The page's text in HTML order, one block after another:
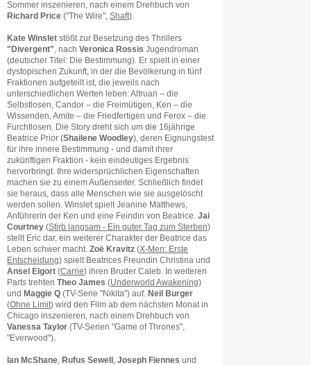
Sommer inszenieren, nach einem Drehbuch von
Richard Price ("The Wire", Shaft).
Kate Winslet stößt zur Besetzung des Thrillers
"Divergent" , nach Veronica Rossis Jugendroman
(deutscher Titel: Die Bestimmung). Er spielt in einer
dystopischen Zukunft, in der die Bevölkerung in fünf
Fraktionen aufgeteilt ist, die jeweils nach
unterschiedlichen Werten leben: Altruan – die
Selbstlosen, Candor – die Freimütigen, Ken – die
Wissenden, Amite – die Friedfertigen und Ferox – die
Furchtlosen. Die Story dreht sich um die 16jährige
Beatrice Prior (Shailene Woodley), deren Eignungstest
für ihre innere Bestimmung - und damit ihrer
zukünftigen Fraktion - kein eindeutiges Ergebnis
hervorbringt. Ihre widersprüchlichen Eigenschaften
machen sie zu einem Außenseiter. Schließlich findet
sie heraus, dass alle Menschen wie sie ausgelöscht
werden sollen. Winslet spielt Jeanine Matthews,
Anführerin der Ken und eine Feindin von Beatrice. Jai
Courtney (Stirb langsam - Ein guter Tag zum Sterben)
stellt Eric dar, ein weiterer Charakter der Beatrice das
Leben schwer macht. Zoë Kravitz (X-Men: Erste
Entscheidung) spielt Beatrices Freundin Christina und
Ansel Elgort (Carrie) ihren Bruder Caleb. In weiteren
Parts trehten Theo James (Underworld Awakening)
und Maggie Q (TV-Serie "Nikita") auf. Neil Burger
(Ohne Limit) wird den Film ab dem nächsten Monat in
Chicago inszenieren, nach einem Drehbuch von
Vanessa Taylor (TV-Serien "Game of Thrones",
"Everwood").
Ian McShane Rufus Sewell Joseph Fiennes und